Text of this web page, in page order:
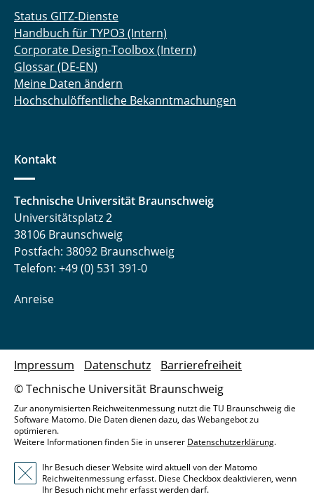
Status GITZ-Dienste
Handbuch für TYPO3 (Intern)
Corporate Design-Toolbox (Intern)
Glossar (DE-EN)
Meine Daten ändern
Hochschulöffentliche Bekanntmachungen
Kontakt
Technische Universität Braunschweig
Universitätsplatz 2
38106 Braunschweig
Postfach: 38092 Braunschweig
Telefon: +49 (0) 531 391-0
Anreise
© Technische Universität Braunschweig
Impressum Datenschutz Barrierefreiheit
Zur anonymisierten Reichweitenmessung nutzt die TU Braunschweig die
Software Matomo. Die Daten dienen dazu, das Webangebot zu
optimieren.
Weitere Informationen finden Sie in unserer Datenschutzerklärung.
Ihr Besuch dieser Website wird aktuell von der Matomo
Reichweitenmessung erfasst. Diese Checkbox deaktivieren, wenn
Ihr Besuch nicht mehr erfasst werden darf.